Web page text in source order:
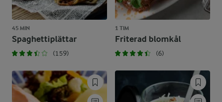
45 MIN
Spaghettiplättar
(159)
1 TIM
Friterad blomkål
(6)